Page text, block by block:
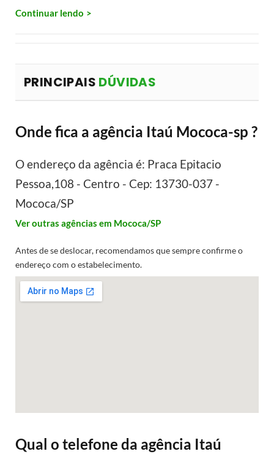
Continuar lendo
PRINCIPAIS DÚVIDAS
Onde fica a agência Itaú Mococa-sp ?
O endereço da agência é: Praca Epitacio
Pessoa,108 - Centro - Cep: 13730-037 -
Mococa/SP
Ver outras agências em Mococa/SP
Antes de se deslocar, recomendamos que sempre confirme o
endereço com o estabelecimento.
Qual o telefone da agência Itaú